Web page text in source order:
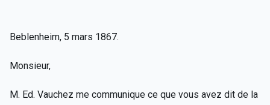
Beblenheim, 5 mars 1867.
Monsieur,
M. Ed. Vauchez me communique ce que vous avez dit de la